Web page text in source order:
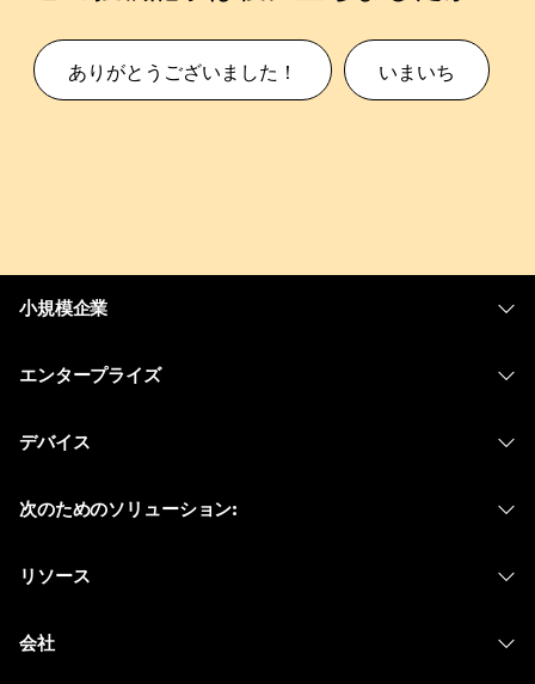
ありがとうございました！ いまいち
小規模企業
エンタープライズ
Meetings
デバイス
次のためのソリューション:
リソース
会社